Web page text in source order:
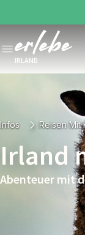
IRLAND
Infos Reisen Mit
Irland
Abenteuer mit